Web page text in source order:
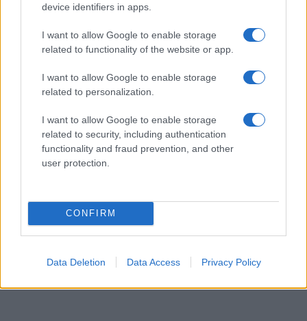
device identifiers in apps.
I want to allow Google to enable storage
related to functionality of the website or app.
I want to allow Google to enable storage
related to personalization.
I want to allow Google to enable storage
related to security, including authentication
functionality and fraud prevention, and other
user protection.
CONFIRM
Data Deletion Data Access Privacy Policy
Christmas World a Roma, la Capitale ospiterà il
villaggio natalizio più grande d’Europa
Alla Galleria Giovanni XXIII arriva l’autovelox. Multe
per chi supera il limite. Dal 30 marzo
voci